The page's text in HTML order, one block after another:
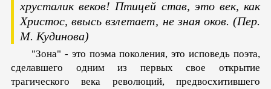
хрусталик веков! Птицей став, это век, как
Христос, ввысь взлетает, не зная оков. (Пер.
М. Кудинова)
"Зона" - это поэма поколения, это исповедь поэта,
сделавшего одним из первых свое открытие
трагического века революций, предвосхитившего